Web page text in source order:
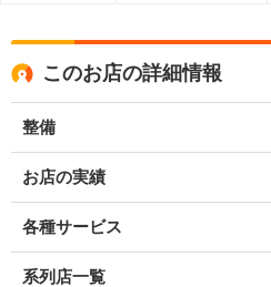
このお店の詳細情報
整備
お店の実績
各種サービス
系列店一覧